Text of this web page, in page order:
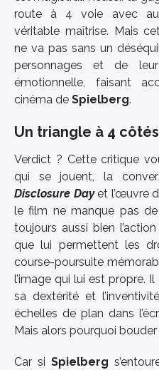
route à 4 voie avec
véritable maîtrise. Mais
ne va pas sans un
personnages et de
émotionnelle, faisant
cinéma de Spielberg.
Un triangle à 4 côtés
Verdict ? Cette critique
qui se jouent, la
Disclosure Dayet l’œuvre
le film ne manque pas de
toujours aussi bien
que lui permettent les
course-poursuite
l’image qui lui est propre.
sa dextérité et
échelles de plan dans
Mais alors pourquoi
Car si Spielberg